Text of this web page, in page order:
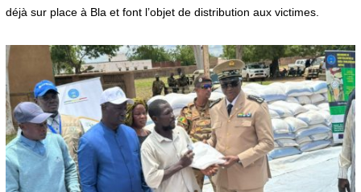
déjà sur place à Bla et font l’objet de distribution aux victimes.